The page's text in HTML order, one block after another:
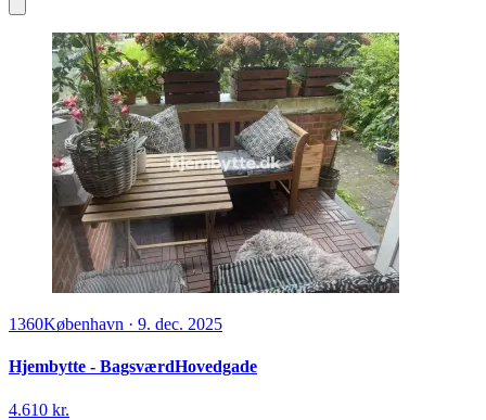
1360København · 9. dec. 2025
Hjembytte - BagsværdHovedgade
4.610 kr.